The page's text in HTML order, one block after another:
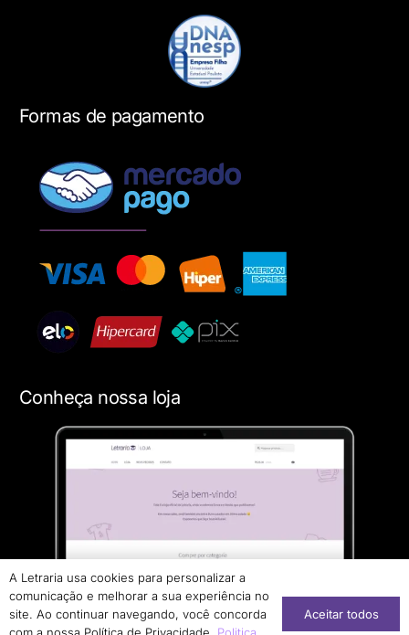
Formas de pagamento
Conheça nossa loja
A Letraria usa cookies para personalizar a
comunicação e melhorar a sua experiência no
site. Ao continuar navegando, você concorda
Aceitar todos